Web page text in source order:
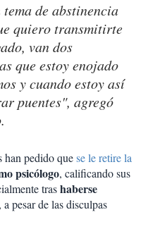
de abstinencia
quiero transmitirte
van dos
que estoy enojado
y cuando estoy así
puentes", agregó
han pedido quese le retire la
psicólogo, calificando sus
trashaberse
, a pesar de las disculpas